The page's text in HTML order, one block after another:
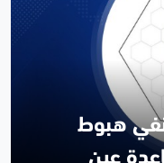
هبوط
عين